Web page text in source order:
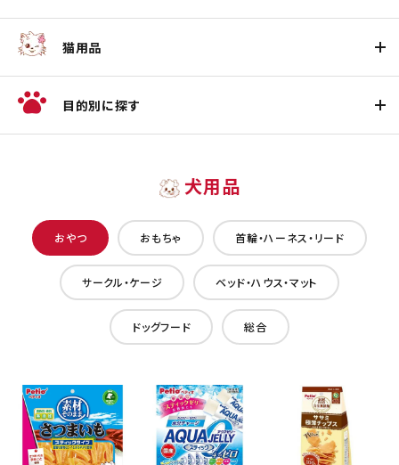
猫用品
目的別に探す
犬用品
おやつ おもちゃ 首輪・ハーネス・リード
サークル・ケージ ベッド・ハウス・マット
ドッグフード 総合